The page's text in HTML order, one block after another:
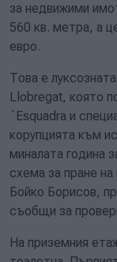
за недвижими
560 кв. метра, а
евро.
Това е
Llobregat, която
´Esquadra и
корупцията към
миналата година
схема за пране
Бойко Борисов,
съобщи за
На приземния